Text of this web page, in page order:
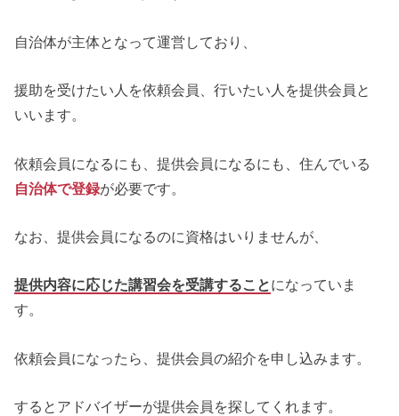
自治体が主体となって運営しており、
援助を受けたい人を依頼会員、行いたい人を提供会員と
いいます。
依頼会員になるにも、提供会員になるにも、住んでいる
自治体で登録が必要です。
なお、提供会員になるのに資格はいりませんが、
提供内容に応じた講習会を受講することになっていま
す。
依頼会員になったら、提供会員の紹介を申し込みます。
するとアドバイザーが提供会員を探してくれます。